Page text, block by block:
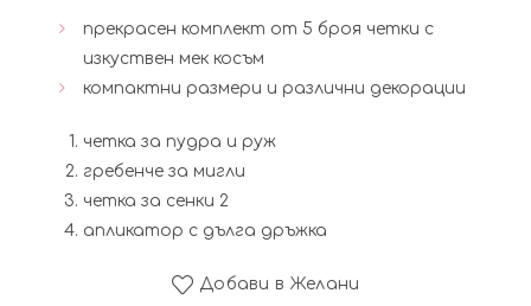
прекрасен комплект от 5 броя четки с
изкуствен мек косъм
компактни размери и различни декорации
четка за пудра и руж
гребенче за мигли
четка за сенки 2
апликатор с дълга дръжка
Добави в Желани